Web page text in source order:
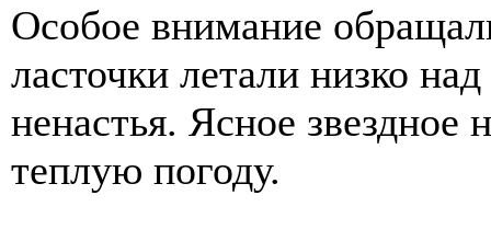
Особое внимание
ласточки летали низко
ненастья. Ясное звездное
теплую погоду.